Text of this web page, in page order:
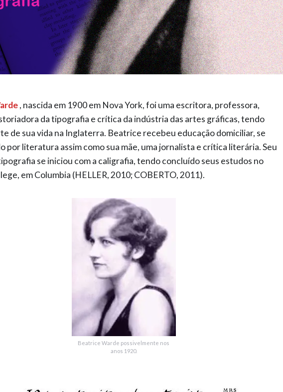
, nascida em 1900 em Nova York, foi uma escritora, professora,
da tipografia e crítica da indústria das artes gráficas, tendo
de sua vida na Inglaterra. Beatrice recebeu educação domiciliar, se
por literatura assim como sua mãe, uma jornalista e crítica literária. Seu
se iniciou com a caligrafia, tendo concluído seus estudos no
em Columbia (HELLER, 2010; COBERTO, 2011).
Beatrice Warde possivelmente nos
anos 1920.